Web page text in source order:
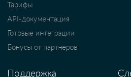
Тарифы
API-документация
Готовые интеграции
Бонусы от партнеров
Поддержка